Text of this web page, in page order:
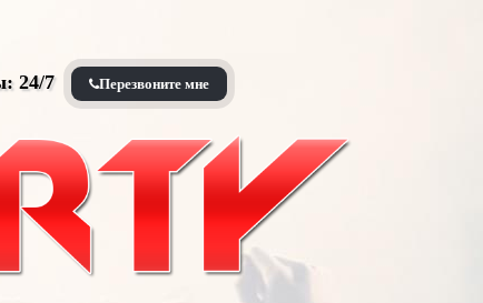
24/7 Перезвоните мне